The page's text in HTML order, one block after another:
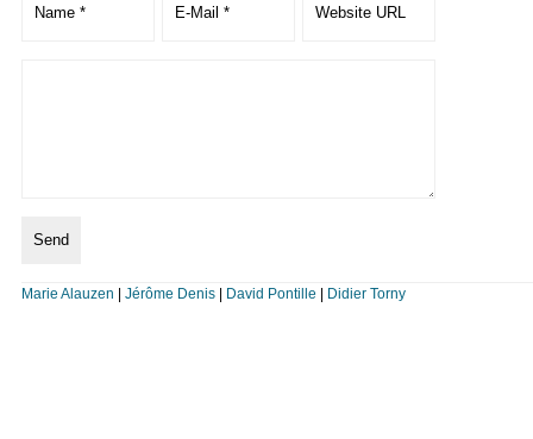
Marie Alauzen Jérôme Denis| David Pontille Didier Torny